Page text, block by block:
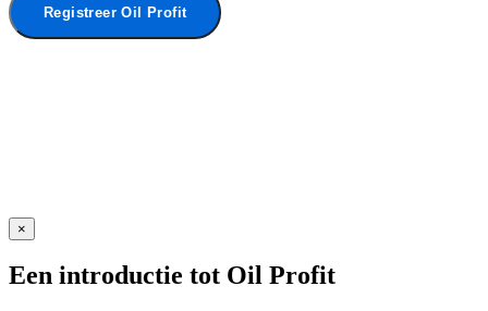
Registreer Oil Profit
×
Een introductie tot Oil Profit